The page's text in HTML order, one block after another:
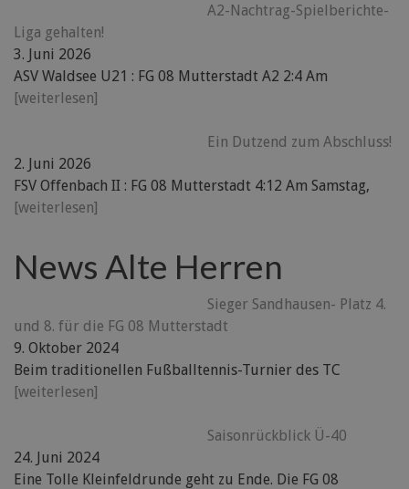
A2-Nachtrag-Spielberichte-
Liga gehalten!
3. Juni 2026
ASV Waldsee U21 : FG 08 Mutterstadt A2 2:4 Am
[weiterlesen]
Ein Dutzend zum Abschluss!
2. Juni 2026
FSV Offenbach II : FG 08 Mutterstadt 4:12 Am Samstag,
[weiterlesen]
News Alte Herren
Sieger Sandhausen- Platz 4.
und 8. für die FG 08 Mutterstadt
9. Oktober 2024
Beim traditionellen Fußballtennis-Turnier des TC
[weiterlesen]
Saisonrückblick Ü-40
24. Juni 2024
Eine Tolle Kleinfeldrunde geht zu Ende. Die FG 08